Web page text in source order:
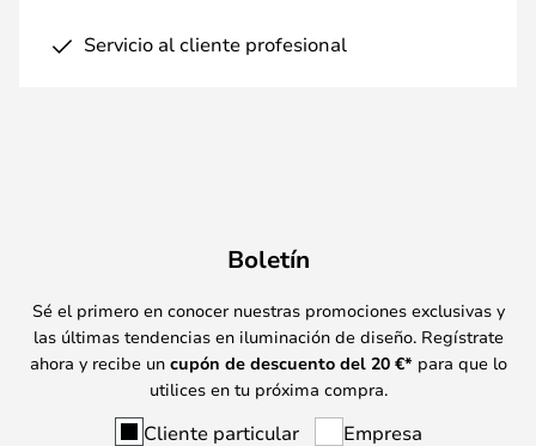
Servicio al cliente profesional
Boletín
Sé el primero en conocer nuestras promociones exclusivas y
las últimas tendencias en iluminación de diseño. Regístrate
ahora y recibe un cupón de descuento del 20 €* para que lo
utilices en tu próxima compra.
Cliente particular Empresa